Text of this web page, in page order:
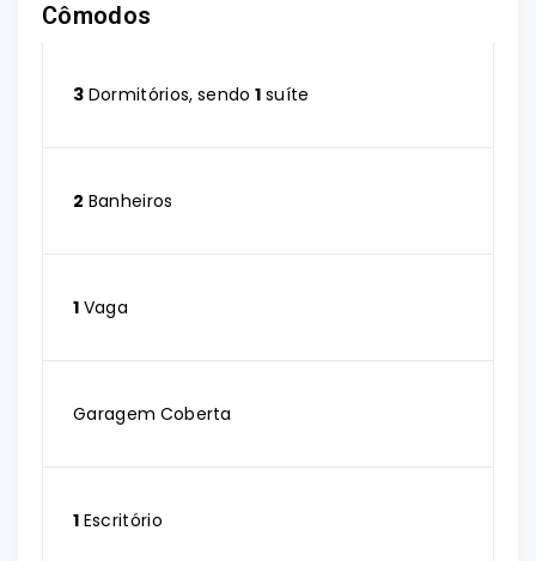
Cômodos
3 Dormitórios, sendo1 suíte
2 Banheiros
1 Vaga
Garagem Coberta
1 Escritório